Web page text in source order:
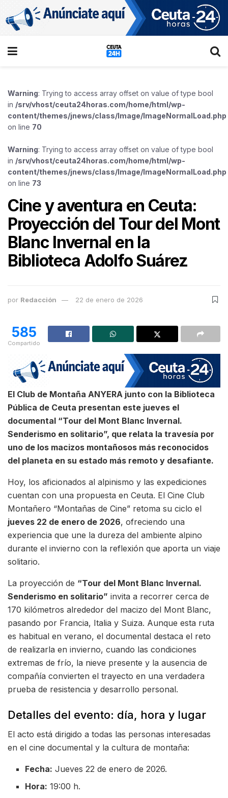
Warning: Trying to access array offset on value of type bool
in /srv/vhost/ceuta24horas.com/home/html/wp-
content/themes/jnews/class/Image/ImageNormalLoad.php
on line 70
Warning: Trying to access array offset on value of type bool
in /srv/vhost/ceuta24horas.com/home/html/wp-
content/themes/jnews/class/Image/ImageNormalLoad.php
on line 73
Cine y aventura en Ceuta:
Proyección del Tour del Mont
Blanc Invernal en la
Biblioteca Adolfo Suárez
por Redacción 22 de enero de 2026
585
Compartido
El Club de Montaña ANYERA junto con la Biblioteca
Pública de Ceuta presentan este jueves el
documental “Tour del Mont Blanc Invernal.
Senderismo en solitario”, que relata la travesía por
uno de los macizos montañosos más reconocidos
del planeta en su estado más remoto y desafiante.
Hoy, los aficionados al alpinismo y las expediciones
cuentan con una propuesta en Ceuta. El Cine Club
Montañero “Montañas de Cine” retoma su ciclo el
jueves 22 de enero de 2026, ofreciendo una
experiencia que une la dureza del ambiente alpino
durante el invierno con la reflexión que aporta un viaje
solitario.
La proyección de “Tour del Mont Blanc Invernal.
Senderismo en solitario” invita a recorrer cerca de
170 kilómetros alrededor del macizo del Mont Blanc,
pasando por Francia, Italia y Suiza. Aunque esta ruta
es habitual en verano, el documental destaca el reto
de realizarla en invierno, cuando las condiciones
extremas de frío, la nieve presente y la ausencia de
compañía convierten el trayecto en una verdadera
prueba de resistencia y desarrollo personal.
Detalles del evento: día, hora y lugar
El acto está dirigido a todas las personas interesadas
en el cine documental y la cultura de montaña:
Fecha: Jueves 22 de enero de 2026.
Hora: 19:00 h.